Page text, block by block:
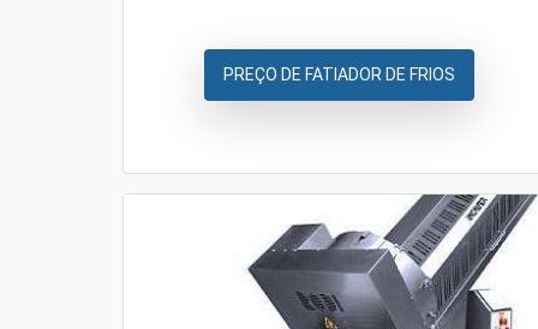
PREÇO DE FATIADOR DE FRIOS